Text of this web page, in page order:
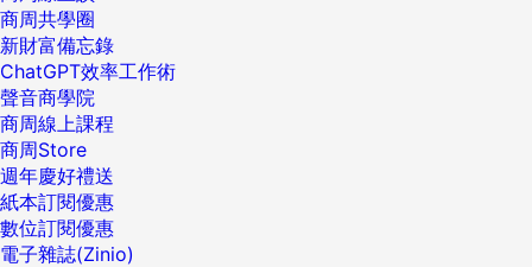
商周共學圈
新財富備忘錄
ChatGPT效率工作術
聲音商學院
商周線上課程
商周Store
週年慶好禮送
紙本訂閱優惠
數位訂閱優惠
電子雜誌(Zinio)